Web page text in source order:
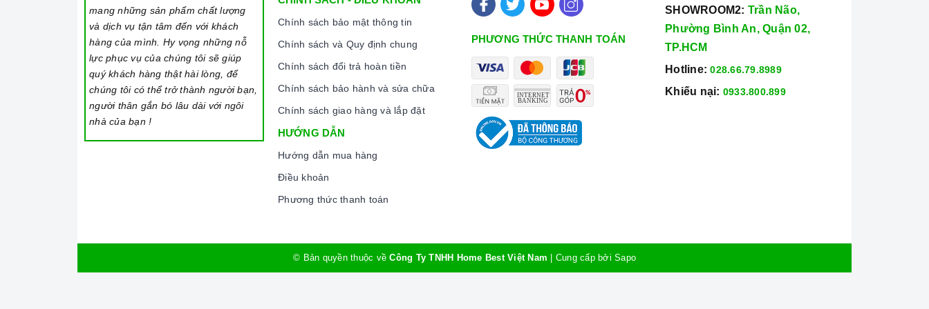
trong quá trình sử dụng sản phẩm.
Vận chuyển lắp đặt nhanh chóng:
Đội ngũ tư vấn viên, nhân viên và kỹ thuật viên chuyên nghiệp, tận tâm
sẽ đồng hành cùng quý khách trong quá trình mua sắm và sử dụng sản phẩm.
Đến với Home Best, chúng tôi tự hào cung cấp đến khách hàng đa dạng các dòng máy hút khói Kocher nổi
mang những sản phẩm chất lượng
và dịch vụ tận tâm đến với khách
hàng của mình. Hy vọng những nỗ
lực phục vụ của chúng tôi sẽ giúp
quý khách hàng thật hài lòng, để
chúng tôi có thể trở thành người bạn,
người thân gắn bó lâu dài với ngôi
nhà của bạn !
Chính sách bảo mật thông tin
Chính sách và Quy định chung
Chính sách đổi trả hoàn tiền
Chính sách bảo hành và sửa chữa
Chính sách giao hàng và lắp đặt
HƯỚNG DẪN
Hướng dẫn mua hàng
Điều khoản
Phương thức thanh toán
PHƯƠNG THỨC THANH TOÁN
SHOWROOM2: Trần Não,
Phường Bình An, Quận 02,
TP.HCM
Hotline: 028.66.79.8989
Khiếu nại: 0933.800.899
© Bản quyền thuộc vềCông Ty TNHH Home Best Việt Nam Cung cấp bởi Sapo